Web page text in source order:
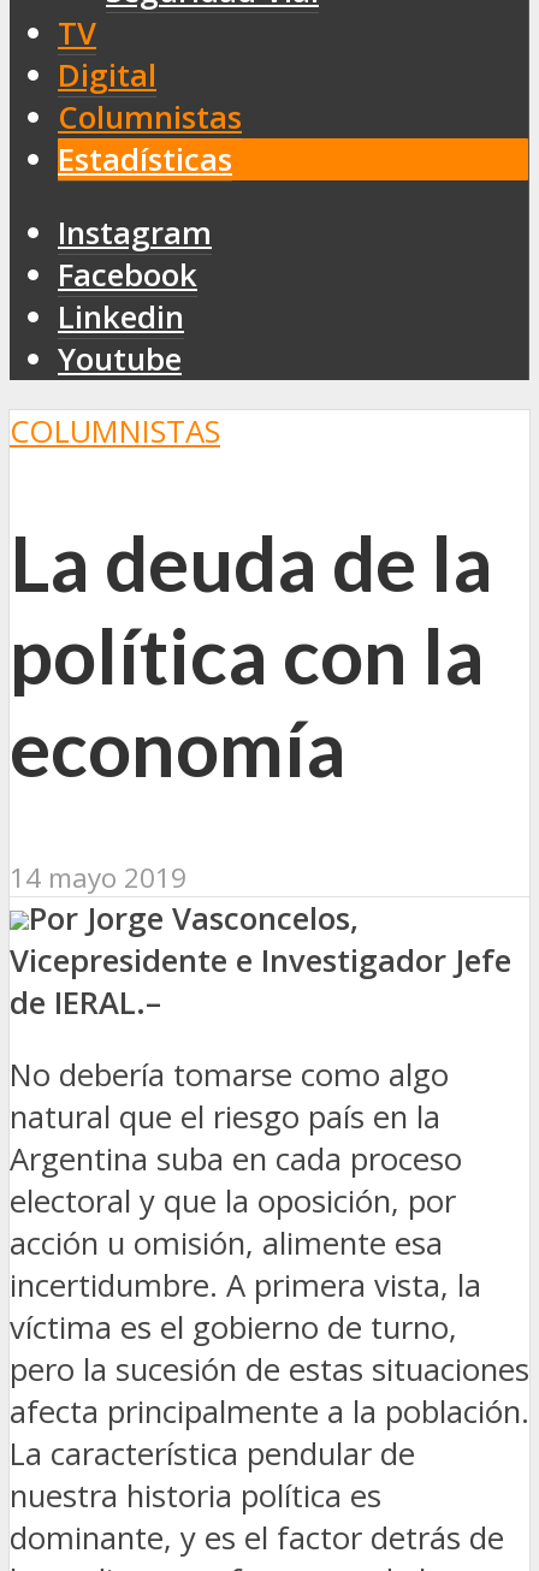
TV
Digital
Columnistas
Estadísticas
Instagram
Facebook
Linkedin
Youtube
COLUMNISTAS
La deuda de la
política con la
economía
14 mayo 2019
Por Jorge Vasconcelos,
Vicepresidente e Investigador Jefe
de IERAL.–
No debería tomarse como algo
natural que el riesgo país en la
Argentina suba en cada proceso
electoral y que la oposición, por
acción u omisión, alimente esa
incertidumbre. A primera vista, la
víctima es el gobierno de turno,
pero la sucesión de estas situaciones
afecta principalmente a la población.
La característica pendular de
nuestra historia política es
dominante, y es el factor detrás de